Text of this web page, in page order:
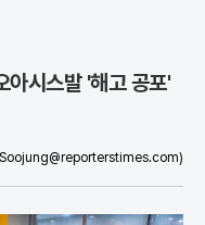
시스발 '해고 공포'